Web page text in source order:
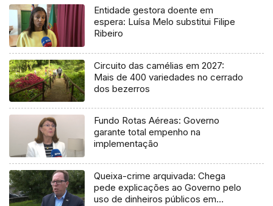
Entidade gestora doente em
espera: Luísa Melo substitui Filipe
Ribeiro
Circuito das camélias em 2027:
Mais de 400 variedades no cerrado
dos bezerros
Fundo Rotas Aéreas: Governo
garante total empenho na
implementação
Queixa-crime arquivada: Chega
pede explicações ao Governo pelo
uso de dinheiros públicos em